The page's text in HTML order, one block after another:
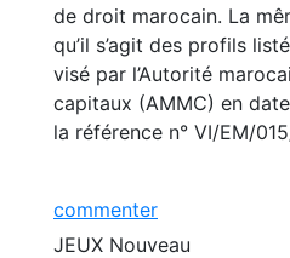
de droit marocain. La
qu’il s’agit des profils
visé par l’Autorité
capitaux (AMMC) en
la référence n° VI/EM/
commenter
JEUX Nouveau